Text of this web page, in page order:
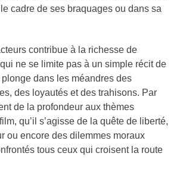
cadre de ses braquages ou dans sa
contribue à la richesse de
qui ne se limite pas à un simple récit de
dans les méandres des
des loyautés et des trahisons. Par
de la profondeur aux thèmes
qu’il s’agisse de la quête de liberté,
ou encore des dilemmes moraux
tous ceux qui croisent la route